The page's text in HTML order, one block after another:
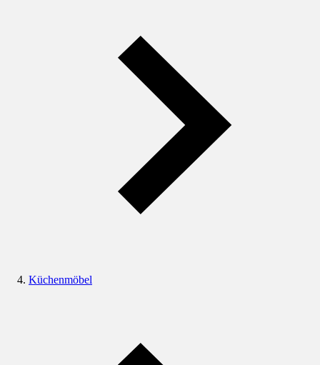
Küchenmöbel